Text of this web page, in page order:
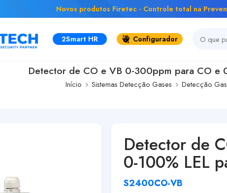
Novos produtos Firetec - Controle total na
2Smart HR Configurador
Detector de CO e VB 0-300ppm para CO e
Início Sistemas Detecção Gases Detecção
Detector de
0-100% LEL
S2400CO-VB